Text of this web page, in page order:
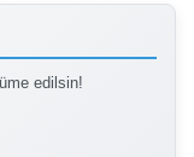
edilsin!